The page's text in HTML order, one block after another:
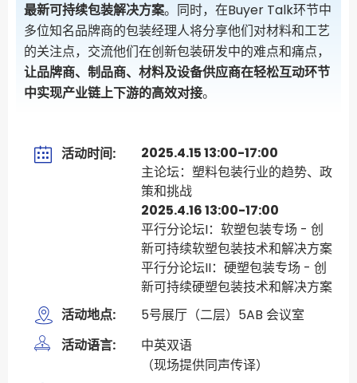
最新可持续包装解决方案。同时，在Buyer Talk环节中
多位知名品牌商的包装经理人将分享他们对材料和工艺
的关注点，交流他们在创新包装研发中的难点和痛点，
让品牌商、制品商、材料及设备供应商在轻松互动环节
中实现产业链上下游的高效对接。
活动时间:
2025.4.15 13:00-17:00
主论坛：塑料包装行业的趋势、政
策和挑战
2025.4.16 13:00-17:00
平行分论坛I：软塑包装专场 - 创
新可持续软塑包装技术和解决方案
平行分论坛II：硬塑包装专场 - 创
新可持续硬塑包装技术和解决方案
活动地点:
5号展厅（二层）5AB 会议室
活动语言:
中英双语
（现场提供同声传译）